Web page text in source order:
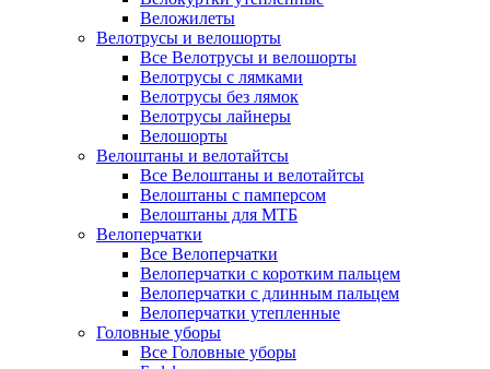
Веложилеты
Велотрусы и велошорты
Все Велотрусы и велошорты
Велотрусы с лямками
Велотрусы без лямок
Велотрусы лайнеры
Велошорты
Велоштаны и велотайтсы
Все Велоштаны и велотайтсы
Велоштаны с памперсом
Велоштаны для МТБ
Велоперчатки
Все Велоперчатки
Велоперчатки с коротким пальцем
Велоперчатки с длинным пальцем
Велоперчатки утепленные
Головные уборы
Все Головные уборы